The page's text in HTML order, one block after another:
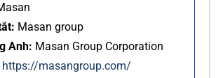
Masan group
Anh: Masan Group Corporation
https://masangroup.com/